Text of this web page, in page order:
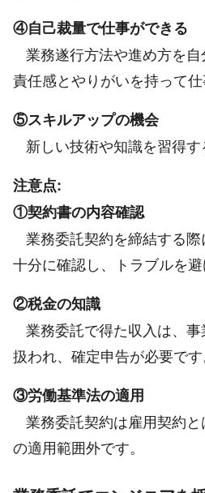
④自己裁量で仕事ができる
業務遂行方法や進め方を自
責任感とやりがいを持って仕
⑤スキルアップの機会
新しい技術や知識を習得す
注意点:
①契約書の内容確認
業務委託契約を締結する
十分に確認し、トラブルを避
②税金の知識
業務委託で得た収入は、
扱われ、確定申告が必要です
③労働基準法の適用
業務委託契約は雇用契約
の適用範囲外です。